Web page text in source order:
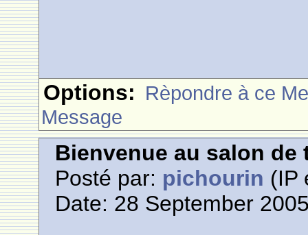
Options: Rèpondre à ce
Message
Bienvenue au salon de
Posté par: pichourin (IP
Date: 28 September